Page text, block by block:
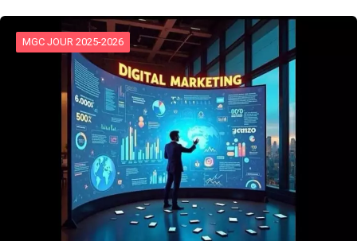
MGC JOUR 2025-2026